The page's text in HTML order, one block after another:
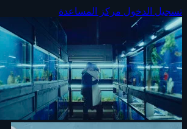
تسجيل الدخول مركز المساعدة